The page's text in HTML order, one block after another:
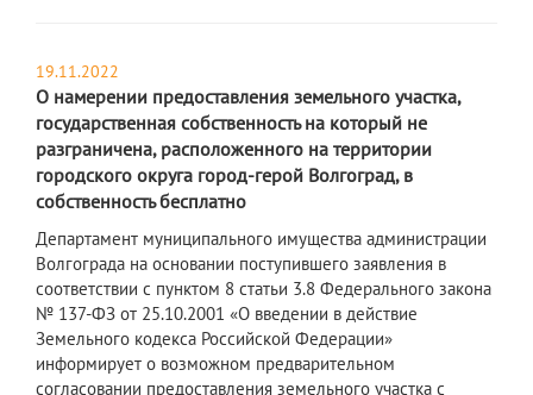
19.11.2022
О намерении предоставления земельного участка,
государственная собственность на который не
разграничена, расположенного на территории
городского округа город-герой Волгоград, в
собственность бесплатно
​Департамент муниципального имущества администрации
Волгограда на основании поступившего заявления в
соответствии с пунктом 8 статьи 3.8 Федерального закона
№ 137-ФЗ от 25.10.2001 «О введении в действие
Земельного кодекса Российской Федерации»
информирует о возможном предварительном
согласовании предоставления земельного участка с